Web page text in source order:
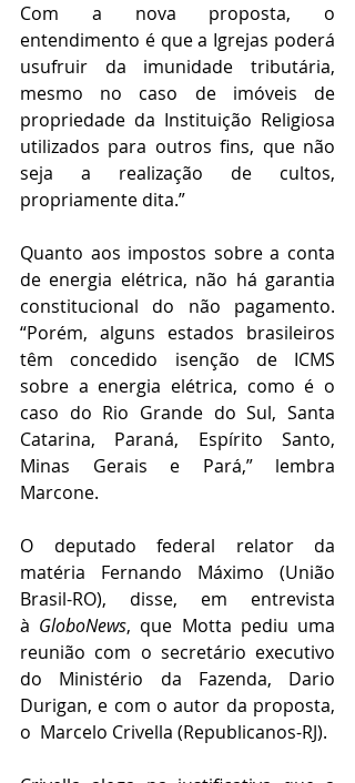
Com a nova proposta, o
entendimento é que a Igrejas poderá
usufruir da imunidade tributária,
mesmo no caso de imóveis de
propriedade da Instituição Religiosa
utilizados para outros fins, que não
seja a realização de cultos,
propriamente dita.”
Quanto aos impostos sobre a conta
de energia elétrica, não há garantia
constitucional do não pagamento.
“Porém, alguns estados brasileiros
têm concedido isenção de ICMS
sobre a energia elétrica, como é o
caso do Rio Grande do Sul, Santa
Catarina, Paraná, Espírito Santo,
Minas Gerais e Pará,” lembra
Marcone.
O deputado federal relator da
matéria Fernando Máximo (União
Brasil-RO), disse, em entrevista
à GloboNews, que Motta pediu uma
reunião com o secretário executivo
do Ministério da Fazenda, Dario
Durigan, e com o autor da proposta,
o  Marcelo Crivella (Republicanos-RJ).